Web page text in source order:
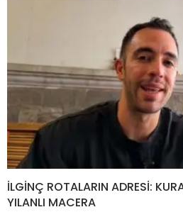
İLGİNÇ ROTALARIN ADRESİ:
YILANLI MACERA